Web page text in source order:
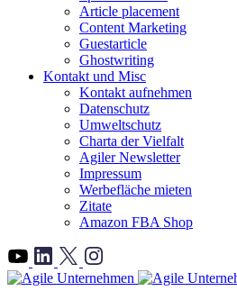
Article placement
Content Marketing
Guestarticle
Ghostwriting
Kontakt und Misc
Kontakt aufnehmen
Datenschutz
Umweltschutz
Charta der Vielfalt
Agiler Newsletter
Impressum
Werbefläche mieten
Zitate
Amazon FBA Shop
">